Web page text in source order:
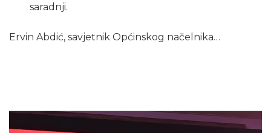
saradnji.
Ervin Abdić, savjetnik Općinskog načelnika…